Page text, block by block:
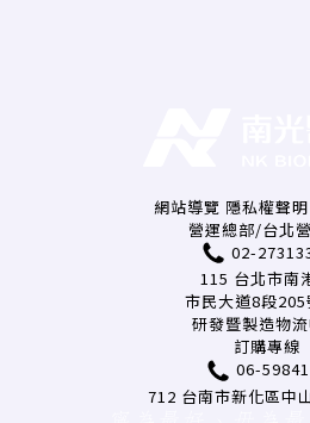
網站導覽 隱私權聲明
營運總部/台北
02-
115 台北市南
市民大道8段205
研發暨製造物
訂購專線
06-
712 台南市新化區中